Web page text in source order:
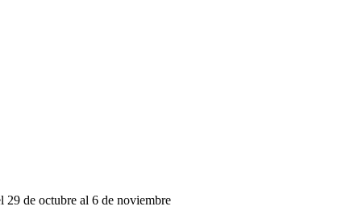
de octubre al 6 de noviembre